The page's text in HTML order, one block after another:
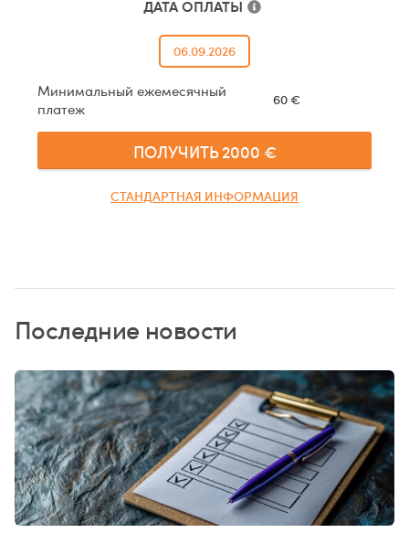
ДАТА ОПЛАТЫ
06.09.2026
Минимальный ежемесячный
платеж
60€
ПОЛУЧИТЬ2000 €
СТАНДАРТНАЯ ИНФОРМАЦИЯ
Последние новости